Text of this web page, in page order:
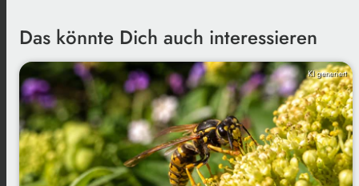
Das könnte Dich auch interessieren
KI generiert